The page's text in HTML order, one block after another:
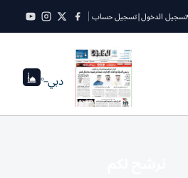
تسجيل الدخول|تسجيل حساب
دبي--°